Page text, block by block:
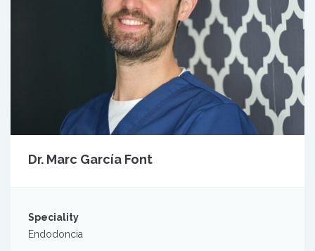
Dr. Marc García Font
Speciality
Endodoncia